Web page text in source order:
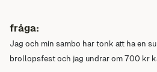
fråga:
Jag och min sambo har tonk att ha en
brollopsfest och jag undrar om 700 kr